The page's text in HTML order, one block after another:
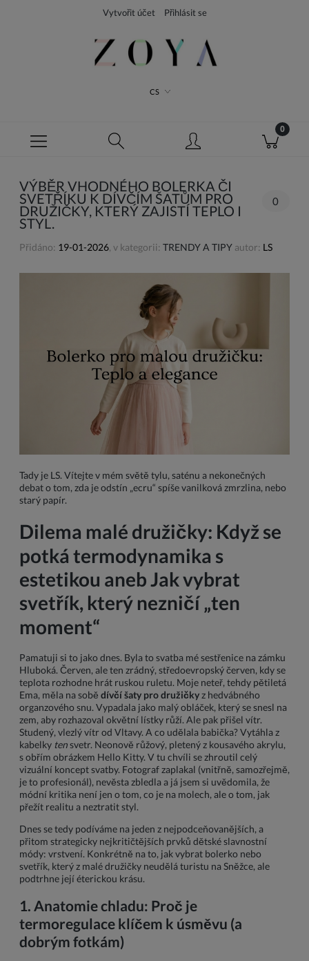
Vytvořit účet Přihlásit se
CS
VÝBĚR VHODNÉHO BOLERKA ČI
SVETŘÍKU K DÍVČÍM ŠATŮM PRO
DRUŽIČKY, KTERÝ ZAJISTÍ TEPLO I
STYL.
0
Přidáno: 19-01-2026, v kategorii: TRENDY A TIPY autor: LS
Tady je LS. Vítejte v mém světě tylu, saténu a nekonečných
debat o tom, zda je odstín „ecru“ spíše vanilková zmrzlina, nebo
starý papír.
Dilema malé družičky: Když se
potká termodynamika s
estetikou aneb Jak vybrat
svetřík, který nezničí „ten
moment“
Pamatuji si to jako dnes. Byla to svatba mé sestřenice na zámku
Hluboká. Červen, ale ten zrádný, středoevropský červen, kdy se
teplota rozhodne hrát ruskou ruletu. Moje neteř, tehdy pětiletá
Ema, měla na sobě dívčí šaty pro družičkyz hedvábného
organzového snu. Vypadala jako malý obláček, který se snesl na
zem, aby rozhazoval okvětní lístky růží. Ale pak přišel vítr.
Studený, vlezlý vítr od Vltavy. A co udělala babička? Vytáhla z
kabelky tensvetr. Neonově růžový, pletený z kousavého akrylu,
s obřím obrázkem Hello Kitty. V tu chvíli se zhroutil celý
vizuální koncept svatby. Fotograf zaplakal (vnitřně, samozřejmě,
je to profesionál), nevěsta zbledla a já jsem si uvědomila, že
módní kritika není jen o tom, co je na molech, ale o tom, jak
přežít realitu a neztratit styl.
Dnes se tedy podíváme na jeden z nejpodceňovanějších, a
přitom strategicky nejkritičtějších prvků dětské slavnostní
módy: vrstvení. Konkrétně na to, jak vybrat bolerko nebo
svetřík, který z malé družičky neudělá turistu na Sněžce, ale
podtrhne její éterickou krásu.
1. Anatomie chladu: Proč je
termoregulace klíčem k úsměvu (a
dobrým fotkám)